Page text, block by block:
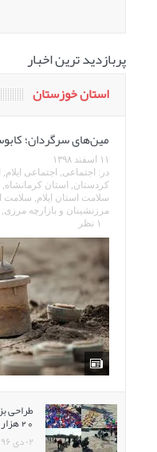
پربازدید ترین اخبار
استان خوزستان
مین‌های سرگردان؛
۱۱ اسفند ۱۳۹۸
در: اجتماعی, اجتماعی ایلام,
کردستان, استان کرمانشاه,
سلامت استان ایلام, سلامت
مرزنشینان و بازارچه مرزی,
۱ نظر
طراحی
20 هزار درب بطری در اهواز
۰۲ دی ۱۳۹۶